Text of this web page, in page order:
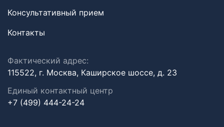
Консультативный прием
Контакты
Фактический адрес:
115522, г. Москва, Каширское шоссе, д. 23
Единый контактный центр
+7 (499) 444-24-24